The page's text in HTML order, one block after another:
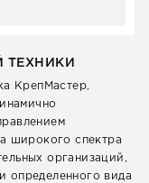
ТЕХНИКИ
КрепМастер,
широкого спектра
организаций,
определенного вида